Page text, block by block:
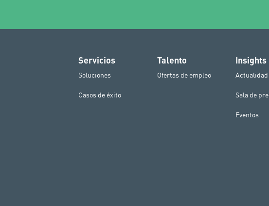
Servicios
Soluciones
Casos de éxito
Talento
Ofertas de empleo
Insights
Actualidad
Sala de
Eventos